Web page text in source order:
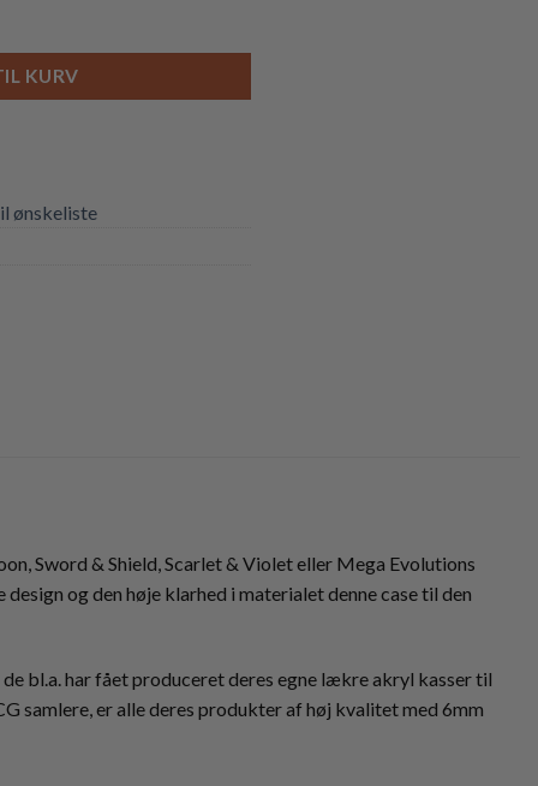
KURV
ønskeliste
Sword & Shield, Scarlet & Violet eller Mega Evolutions
og den høje klarhed i materialet denne case til den
bl.a. har fået produceret deres egne lækre akryl kasser til
samlere, er alle deres produkter af høj kvalitet med 6mm